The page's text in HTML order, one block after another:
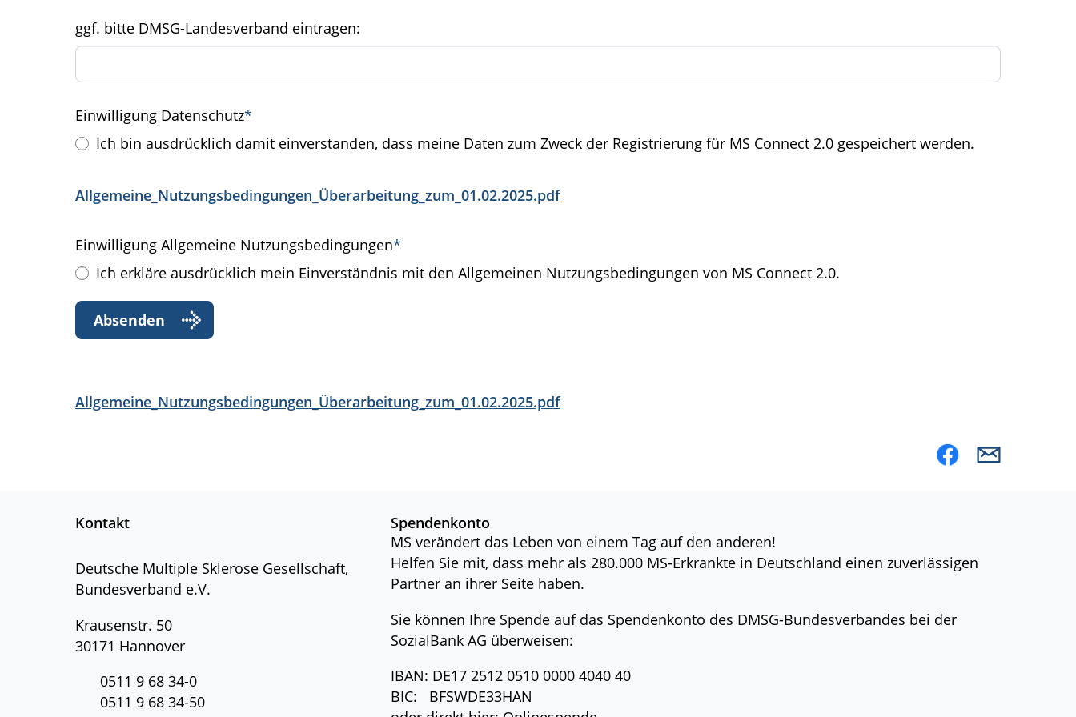
ggf. bitte DMSG-Landesverband eintragen:
Einwilligung Datenschutz*
Ich bin ausdrücklich damit einverstanden, dass meine Daten zum Zweck der Registrierung für MS Connect 2.0 gespeichert werden.
Allgemeine_Nutzungsbedingungen_Überarbeitung_zum_01.02.2025.pdf
Einwilligung Allgemeine Nutzungsbedingungen*
Ich erkläre ausdrücklich mein Einverständnis mit den Allgemeinen Nutzungsbedingungen von MS Connect 2.0.
Allgemeine_Nutzungsbedingungen_Überarbeitung_zum_01.02.2025.pdf
Kontakt
Deutsche Multiple Sklerose Gesellschaft,
Bundesverband e.V.
Krausenstr. 50
30171 Hannover
0511 9 68 34-0
0511 9 68 34-50
Spendenkonto
MS verändert das Leben von einem Tag auf den anderen!
Helfen Sie mit, dass mehr als 280.000 MS-Erkrankte in Deutschland einen zuverlässigen
Partner an ihrer Seite haben.
Sie können Ihre Spende auf das Spendenkonto des DMSG-Bundesverbandes bei der
SozialBank AG überweisen:
IBAN: DE17 2512 0510 0000 4040 40
BIC: BFSWDE33HAN